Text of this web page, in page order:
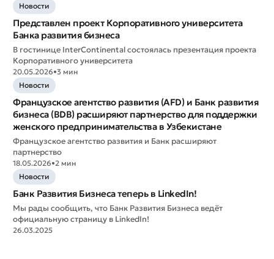
Новости
Представлен проект Корпоративного университета
Банка развития бизнеса
В гостинице InterContinental состоялась презентация проекта
Корпоративного университета
20.05.2026•3 мин
Новости
Французское агентство развития (AFD) и Банк развития
бизнеса (BDB) расширяют партнерство для поддержки
женского предпринимательства в Узбекистане
Французское агентство развития и Банк расширяют
партнерство
18.05.2026•2 мин
Новости
Банк Развития Бизнеса теперь в LinkedIn!
Мы рады сообщить, что Банк Развития Бизнеса ведёт
официальную страницу в LinkedIn!
26.03.2025